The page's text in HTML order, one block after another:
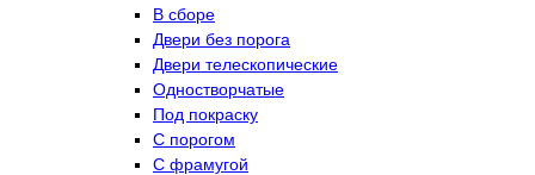
В сборе
Двери без порога
Двери телескопические
Одностворчатые
Под покраску
С порогом
С фрамугой